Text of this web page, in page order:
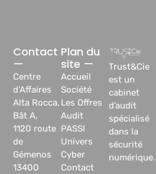
Trust&Cie
est un
cabinet
d’audit
spécialisé
dans la
sécurité
numérique.
Plan du
site —
Accueil
Société
Les Offres
Audit
PASSI
Univers
Cyber
Contact
Contact
—
Centre
d’Affaires
Alta Rocca,
Bât A,
1120 route
de
Gémenos
13400